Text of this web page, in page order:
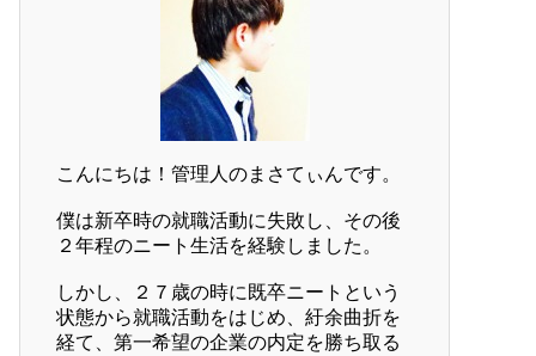
こんにちは！管理人のまさてぃんです。
僕は新卒時の就職活動に失敗し、その後
２年程のニート生活を経験しました。
しかし、２７歳の時に既卒ニートという
状態から就職活動をはじめ、紆余曲折を
経て、第一希望の企業の内定を勝ち取る